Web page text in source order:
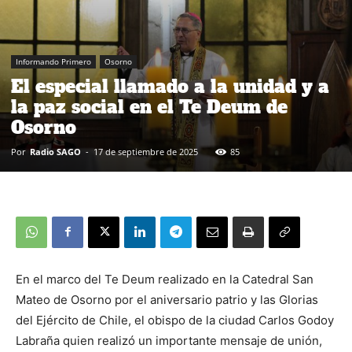
Informando Primero Osorno
El especial llamado a la unidad y a
la paz social en el Te Deum de
Osorno
Por Radio SAGO - 17 de septiembre de 2025 85
En el marco del Te Deum realizado en la Catedral San
Mateo de Osorno por el aniversario patrio y las Glorias
del Ejército de Chile, el obispo de la ciudad Carlos Godoy
Labraña quien realizó un importante mensaje de unión,